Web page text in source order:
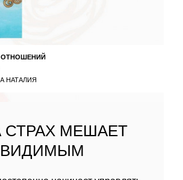
ОТНОШЕНИЙ
НАТАЛИЯ
СТРАХ МЕШАЕТ